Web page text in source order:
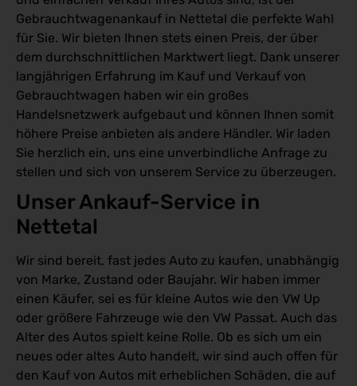
Gebrauchtwagenankauf in Nettetal die perfekte Wahl
für Sie. Wir bieten Ihnen stets einen Preis, der über
dem durchschnittlichen Marktwert liegt. Dank unserer
langjährigen Erfahrung im Kauf und Verkauf von
Gebrauchtwagen haben wir ein großes
Handelsnetzwerk aufgebaut und können Ihnen somit
höhere Preise anbieten als andere Händler. Wir laden
Sie herzlich ein, uns eine unverbindliche Anfrage zu
stellen und sich von unserem Service zu überzeugen.
Unser Ankauf-Service in
Nettetal
Wir sind bereit, fast jedes Auto zu kaufen, unabhängig
von Marke, Zustand oder Baujahr. Wir haben immer
einen Käufer, sei es für kleine Autos wie den VW Up
oder größere Fahrzeuge wie den VW Passat. Auch das
Alter des Autos spielt keine Rolle. Ob es sich um ein
neues oder altes Auto handelt, wir sind auch offen für
den Kauf von Autos mit erheblichen Schäden, die auf